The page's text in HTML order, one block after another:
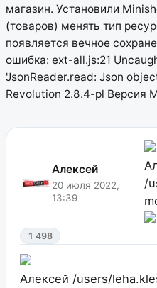
магазин. Установили
(товаров) менять тип
появляется вечное
ошибка: ext-all.js:21
'JsonReader.read: Json
Revolution 2.8.4-pl Версия
Алексей
20 июля 2022,
13:39
/
1 498
Алексей /users/